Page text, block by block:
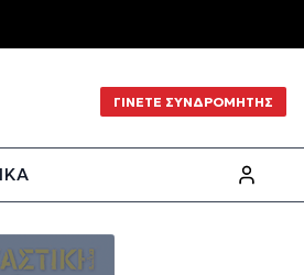
ΓΙΝΕΤΕ ΣΥΝΔΡΟΜΗΤΗΣ